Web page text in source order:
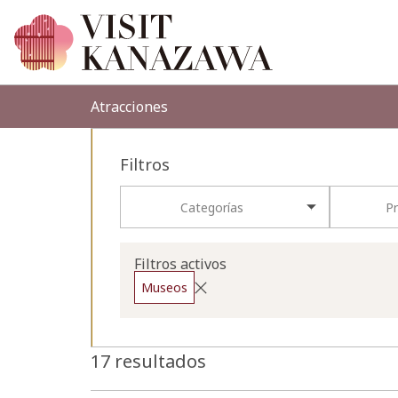
Atracciones
Filtros
Categorías
Filtros activos
Museos
17 resultados